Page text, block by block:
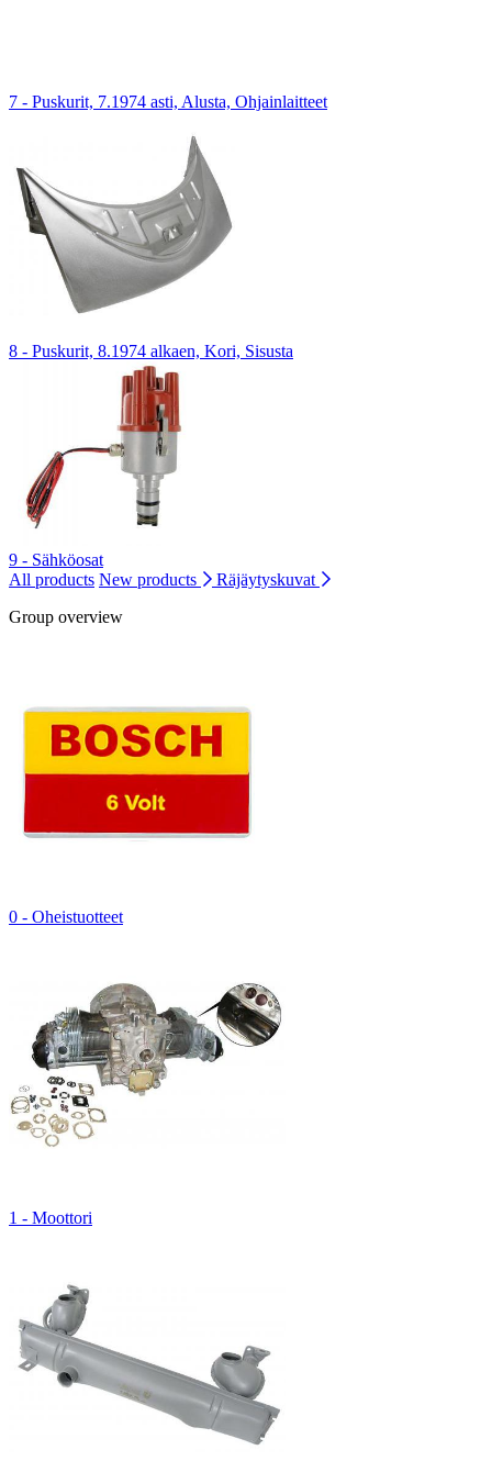
7 - Puskurit, 7.1974 asti, Alusta, Ohjainlaitteet
8 - Puskurit, 8.1974 alkaen, Kori, Sisusta
9 - Sähköosat
All products New products
Räjäytyskuvat
Group overview
0 - Oheistuotteet
1 - Moottori